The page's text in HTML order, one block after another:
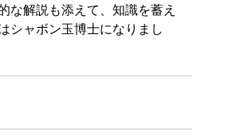
な解説も添えて、知識を蓄え
シャボン玉博士になりまし